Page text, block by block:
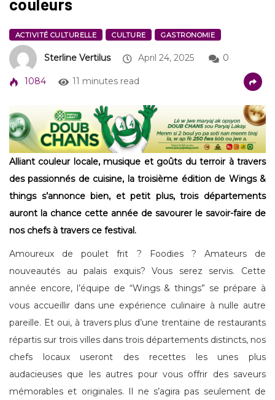
couleurs
ACTIVITÉ CULTURELLE CULTURE GASTRONOMIE
Sterline Vertilus April 24, 2025 0
1084 11 minutes read
Alliant couleur locale, musique et goûts du terroir à travers
des passionnés de cuisine, la troisième édition de Wings &
things s’annonce bien, et petit plus, trois départements
auront la chance cette année de savourer le savoir-faire de
nos chefs à travers ce festival.
Amoureux de poulet frit ? Foodies ? Amateurs de
nouveautés au palais exquis? Vous serez servis. Cette
année encore, l’équipe de “Wings & things” se prépare à
vous accueillir dans une expérience culinaire à nulle autre
pareille. Et oui, à travers plus d’une trentaine de restaurants
répartis sur trois villes dans trois départements distincts, nos
chefs locaux useront des recettes les unes plus
audacieuses que les autres pour vous offrir des saveurs
mémorables et originales. Il ne s’agira pas seulement de